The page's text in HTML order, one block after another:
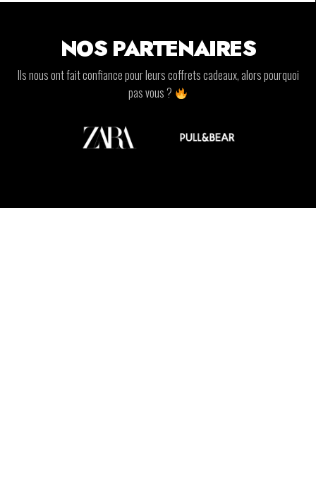
NOS PARTENAIRES
Ils nous ont fait confiance pour leurs coffrets cadeaux, alors pourquoi
pas vous ?